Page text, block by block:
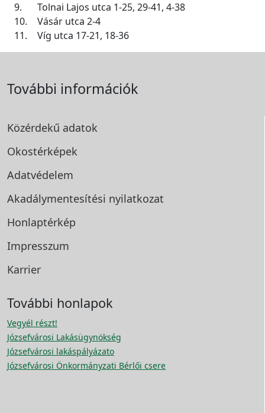
9.
Tolnai Lajos utca 1-25, 29-41, 4-38
10.
Vásár utca 2-4
11.
Víg utca 17-21, 18-36
További információk
Közérdekű adatok
Okostérképek
Adatvédelem
Akadálymentesítési nyilatkozat
Honlaptérkép
Impresszum
Karrier
További honlapok
Vegyél részt!
Józsefvárosi Lakásügynökség
Józsefvárosi lakáspályázato
Józsefvárosi Önkormányzati Bérlői csere